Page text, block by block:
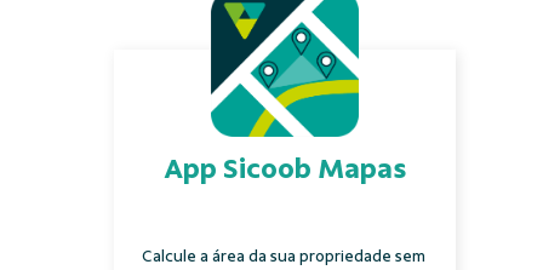
App Sicoob Mapas
Calcule a área da sua propriedade sem